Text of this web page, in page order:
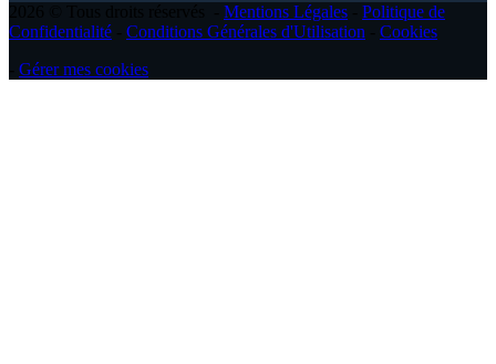
Mentions Légales
Politique de
Confidentialité
Conditions Générales d'Utilisation
Cookies
Gérer mes cookies